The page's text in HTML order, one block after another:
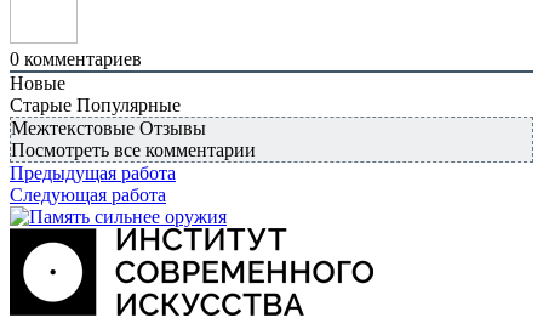
0 комментариев
Новые
Старые Популярные
Межтекстовые Отзывы
Посмотреть все комментарии
Предыдущая работа
Следующая работа